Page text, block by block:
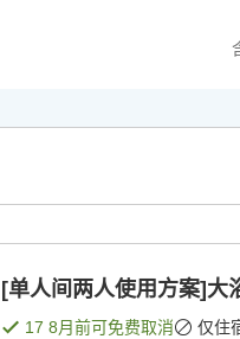
[单人间两人使用方案]大
17 8月前可免费取消 仅住